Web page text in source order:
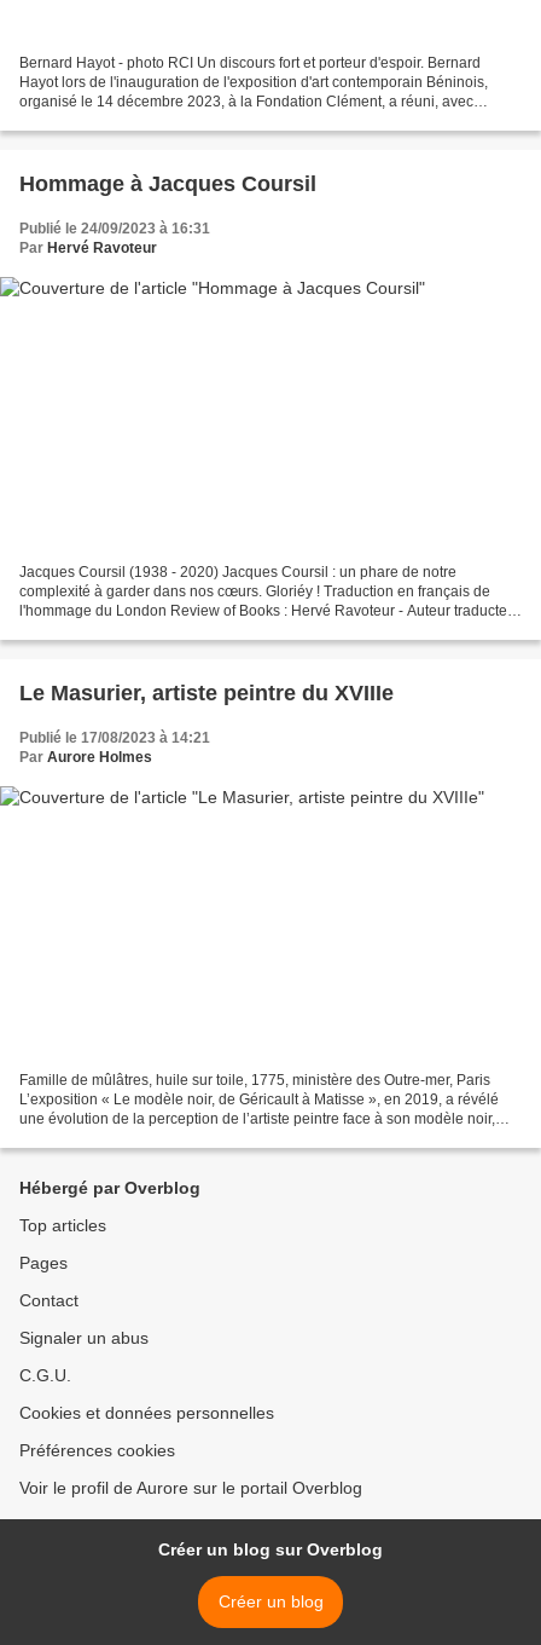
Bernard Hayot - photo RCI Un discours fort et porteur d'espoir. Bernard
Hayot lors de l'inauguration de l'exposition d'art contemporain Béninois,
organisé le 14 décembre 2023, à la Fondation Clément, a réuni, avec
Hommage à Jacques Coursil
Publié le 24/09/2023 à 16:31
Par Hervé Ravoteur
Jacques Coursil (1938 - 2020) Jacques Coursil : un phare de notre
complexité à garder dans nos cœurs. Gloriéy ! Traduction en français de
l'hommage du London Review of Books : Hervé Ravoteur - Auteur traducteur
Le Masurier, artiste peintre du XVIIIe
Publié le 17/08/2023 à 14:21
Par Aurore Holmes
Famille de mûlâtres, huile sur toile, 1775, ministère des Outre-mer, Paris
L’exposition « Le modèle noir, de Géricault à Matisse », en 2019, a révélé
une évolution de la perception de l’artiste peintre face à son modèle noir,
Hébergé par Overblog
Top articles
Pages
Contact
Signaler un abus
C.G.U.
Cookies et données personnelles
Préférences cookies
Voir le profil de Aurore sur le portail Overblog
Créer un blog sur Overblog
Créer un blog